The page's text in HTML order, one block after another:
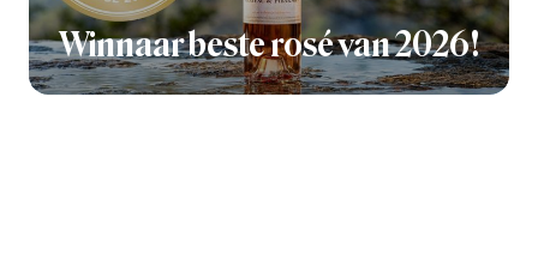
Winnaar beste rosé van 2026!